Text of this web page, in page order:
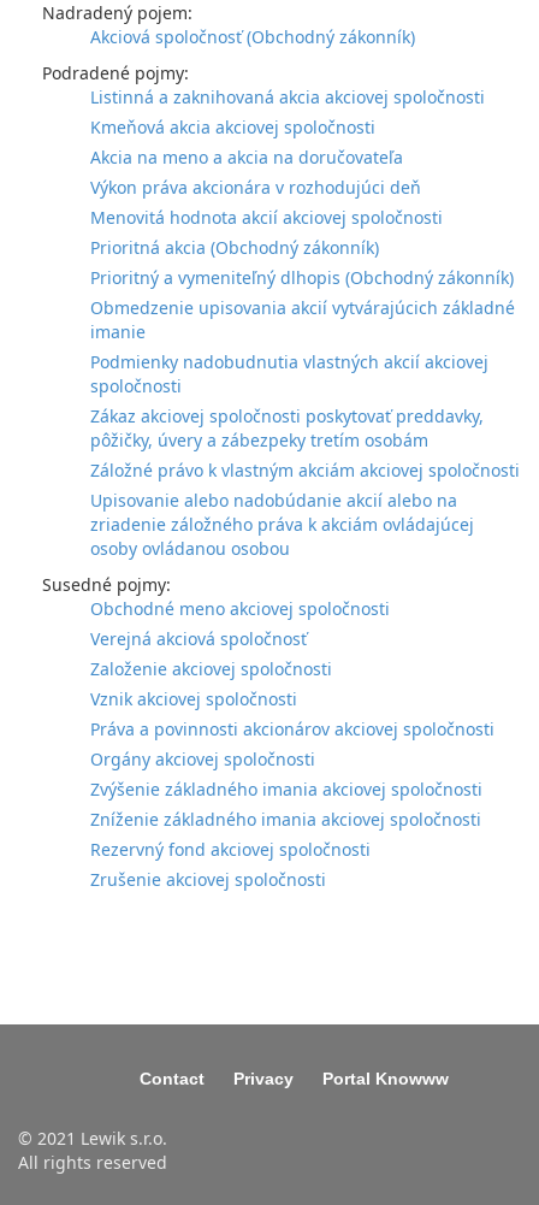
Nadradený pojem:
Akciová spoločnosť (Obchodný zákonník)
Podradené pojmy:
Listinná a zaknihovaná akcia akciovej spoločnosti
Kmeňová akcia akciovej spoločnosti
Akcia na meno a akcia na doručovateľa
Výkon práva akcionára v rozhodujúci deň
Menovitá hodnota akcií akciovej spoločnosti
Prioritná akcia (Obchodný zákonník)
Prioritný a vymeniteľný dlhopis (Obchodný zákonník)
Obmedzenie upisovania akcií vytvárajúcich základné
imanie
Podmienky nadobudnutia vlastných akcií akciovej
spoločnosti
Zákaz akciovej spoločnosti poskytovať preddavky,
pôžičky, úvery a zábezpeky tretím osobám
Záložné právo k vlastným akciám akciovej spoločnosti
Upisovanie alebo nadobúdanie akcií alebo na
zriadenie záložného práva k akciám ovládajúcej
osoby ovládanou osobou
Susedné pojmy:
Obchodné meno akciovej spoločnosti
Verejná akciová spoločnosť
Založenie akciovej spoločnosti
Vznik akciovej spoločnosti
Práva a povinnosti akcionárov akciovej spoločnosti
Orgány akciovej spoločnosti
Zvýšenie základného imania akciovej spoločnosti
Zníženie základného imania akciovej spoločnosti
Rezervný fond akciovej spoločnosti
Zrušenie akciovej spoločnosti
Contact Privacy Portal Knowww
© 2021 Lewik s.r.o.
All rights reserved